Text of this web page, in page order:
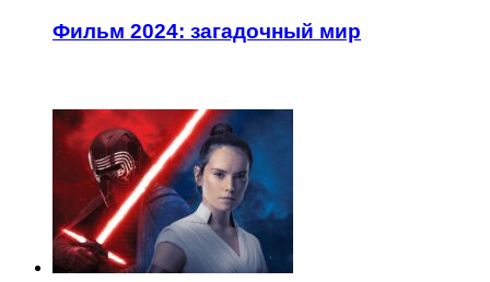
Фильм 2024: загадочный мир